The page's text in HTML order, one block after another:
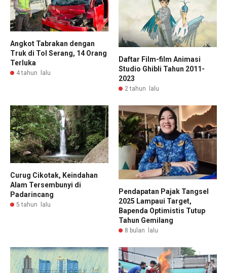
Angkot Tabrakan dengan
Truk di Tol Serang, 14 Orang
Terluka
4 tahun lalu
Daftar Film-film Animasi
Studio Ghibli Tahun 2011-
2023
2 tahun lalu
Curug Cikotak, Keindahan
Alam Tersembunyi di
Padarincang
5 tahun lalu
Pendapatan Pajak Tangsel
2025 Lampaui Target,
Bapenda Optimistis Tutup
Tahun Gemilang
8 bulan lalu